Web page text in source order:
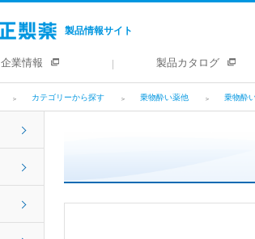
製品情報サイト
企業情報 製品カタログ
カテゴリーから探す 乗物酔い薬他 乗物酔